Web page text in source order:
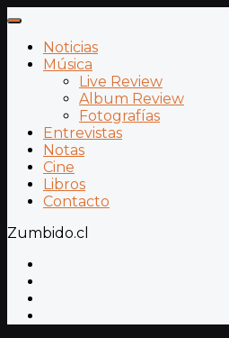
Noticias
Música
Live Review
Album Review
Fotografías
Entrevistas
Notas
Cine
Libros
Contacto
Zumbido.cl